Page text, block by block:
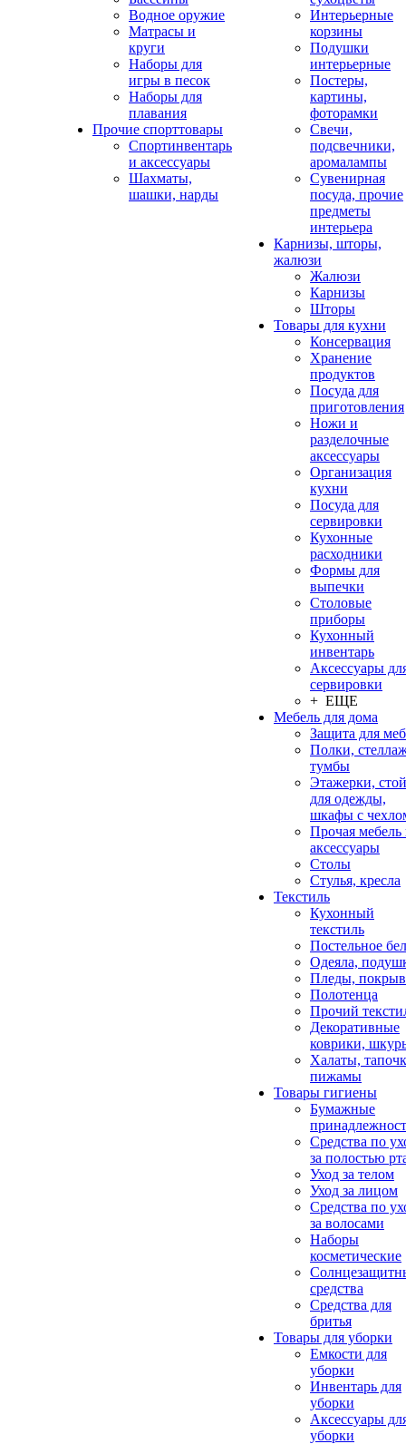
Водное оружие
Матрасы и
круги
Наборы для
игры в песок
Наборы для
плавания
Прочие спорттовары
Спортинвентарь
и аксессуары
Шахматы,
шашки, нарды
Интерьерные
корзины
Подушки
интерьерные
Постеры,
картины,
фоторамки
Свечи,
подсвечники,
аромалампы
Сувенирная
посуда, прочие
предметы
интерьера
Карнизы, шторы,
жалюзи
Жалюзи
Карнизы
Шторы
Товары для кухни
Консервация
Хранение
продуктов
Посуда для
приготовления
Ножи и
разделочные
аксессуары
Организация
кухни
Посуда для
сервировки
Кухонные
расходники
Формы для
выпечки
Столовые
приборы
Кухонный
инвентарь
Аксессуары
сервировки
+ ЕЩЕ
Мебель для дома
Защита для
Полки,
тумбы
Этажерки,
для одежды,
шкафы с
Прочая мебель
аксессуары
Столы
Стулья, кресла
Текстиль
Кухонный
текстиль
Постельное
Одеяла,
Пледы,
Полотенца
Прочий
Декоративные
коврики,
Халаты,
пижамы
Товары гигиены
Бумажные
Средства по
за полостью
Уход за телом
Уход за лицом
Средства по
за волосами
Наборы
косметические
средства
Средства для
бритья
Товары для уборки
Емкости для
уборки
Инвентарь для
уборки
Аксессуары
уборки